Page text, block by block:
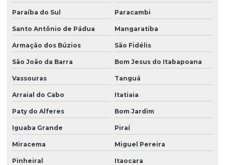
Filtro para remoção de flúor
Filtro para remoção de múltiplos minerais
Filtro para remover cor da agua
Filtro para remover ferro e manganês de poço
Filtro para remover nitrato da água
Filtro para remover nitrito da água
Filtro para remover partículas sólidas
Filtro para remover sólidos
Paraíba do Sul Paracambi
Santo Antônio de Pádua Mangaratiba
Armação dos Búzios São Fidélis
São João da Barra Bom Jesus do Itabapoana
Vassouras Tanguá
Arraial do Cabo Itatiaia
Paty do Alferes Bom Jardim
Iguaba Grande Piraí
Miracema Miguel Pereira
Pinheiral Itaocara